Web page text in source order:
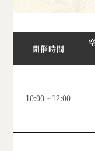
開催時間
10:00～12:00